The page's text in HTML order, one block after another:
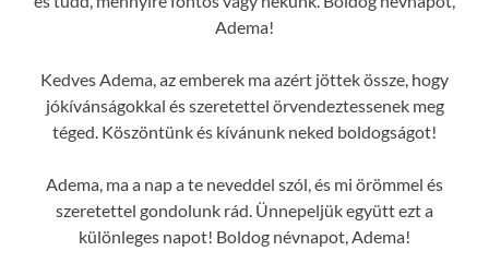
Adema!
Kedves Adema, az emberek ma azért jöttek össze, hogy
jókívánságokkal és szeretettel örvendeztessenek meg
téged. Köszöntünk és kívánunk neked boldogságot!
Adema, ma a nap a te neveddel szól, és mi örömmel és
szeretettel gondolunk rád. Ünnepeljük együtt ezt a
különleges napot! Boldog névnapot, Adema!